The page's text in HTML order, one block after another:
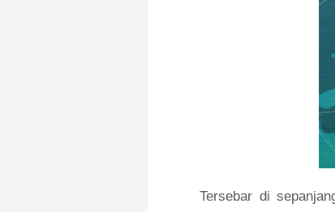
Tersebar di